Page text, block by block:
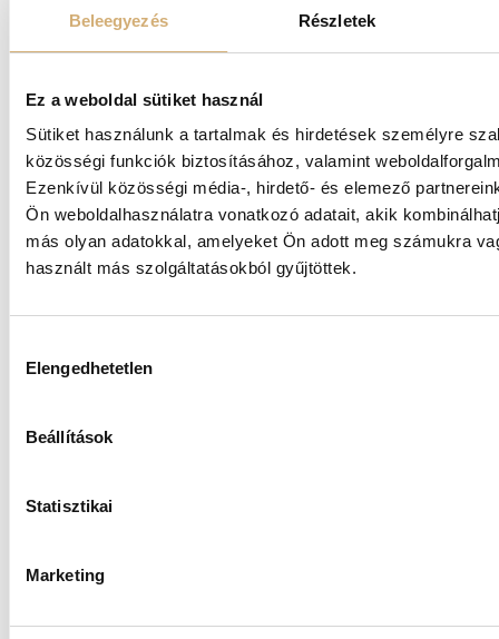
Beleegyezés Részletek
Ez a weboldal sütiket használ
Sütiket használunk a tartalmak és hirdetések személyre
közösségi funkciók biztosításához, valamint
Ezenkívül közösségi média-, hirdető- és elemező
Ön weboldalhasználatra vonatkozó adatait, akik
más olyan adatokkal, amelyeket Ön adott meg számukra
használt más szolgáltatásokból gyűjtöttek.
kiválasztása
Elengedhetetlen
Beállítások
Statisztikai
Marketing
csak választás, hanem érzés.
Az alkalmi kollekció kifinomult részletekkel,
nőies vonalakkal és lenyűgöző megjelenéssel
készült azoknak a pillanatoknak, amelyek
igazán számítanak.